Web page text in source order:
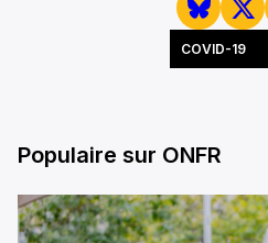
COVID-19
Populaire sur ONFR